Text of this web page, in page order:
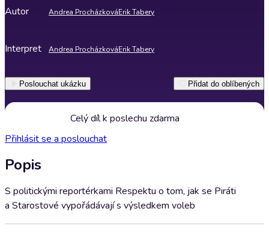
Autor Andrea ProcházkováErik Tabery
Interpret Andrea ProcházkováErik Tabery
Poslouchat ukázku Přidat do oblíbených
Celý díl k poslechu zdarma
Přihlásit se a poslouchat
Popis
S politickými reportérkami Respektu o tom, jak se Piráti
a Starostové vypořádávají s výsledkem voleb